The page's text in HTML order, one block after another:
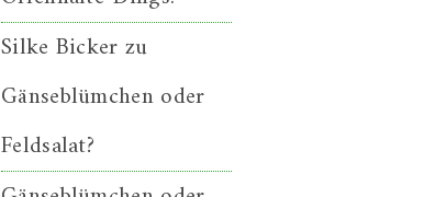
Silke Bickerzu
Gänseblümchen oder
Feldsalat?